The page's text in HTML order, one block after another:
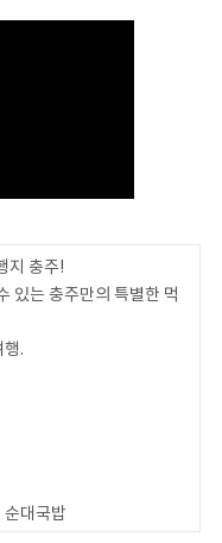
지 충주!
있는 충주만의 특별한 먹
행.
대국밥